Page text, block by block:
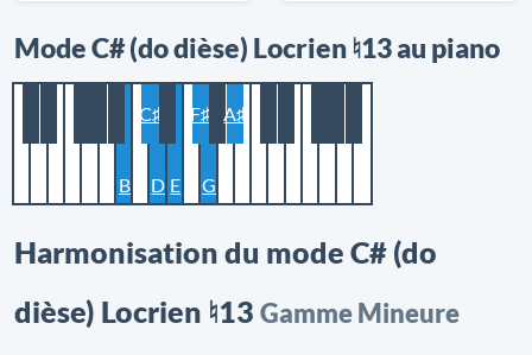
Mode C# (do dièse) Locrien ♮13 au piano
B
C♯
D E
F♯
G
A♯
Harmonisation du mode C# (do
dièse) Locrien ♮13 Gamme Mineure